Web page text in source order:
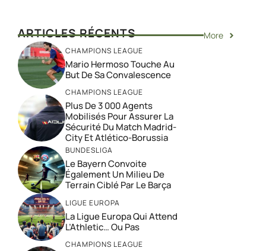
ARTICLES RÉCENTS More
CHAMPIONS LEAGUE
Mario Hermoso Touche Au
But De Sa Convalescence
CHAMPIONS LEAGUE
Plus De 3 000 Agents
Mobilisés Pour Assurer La
Sécurité Du Match Madrid-
City Et Atlético-Borussia
BUNDESLIGA
Le Bayern Convoite
Également Un Milieu De
Terrain Ciblé Par Le Barça
LIGUE EUROPA
La Ligue Europa Qui Attend
L’Athletic… Ou Pas
CHAMPIONS LEAGUE